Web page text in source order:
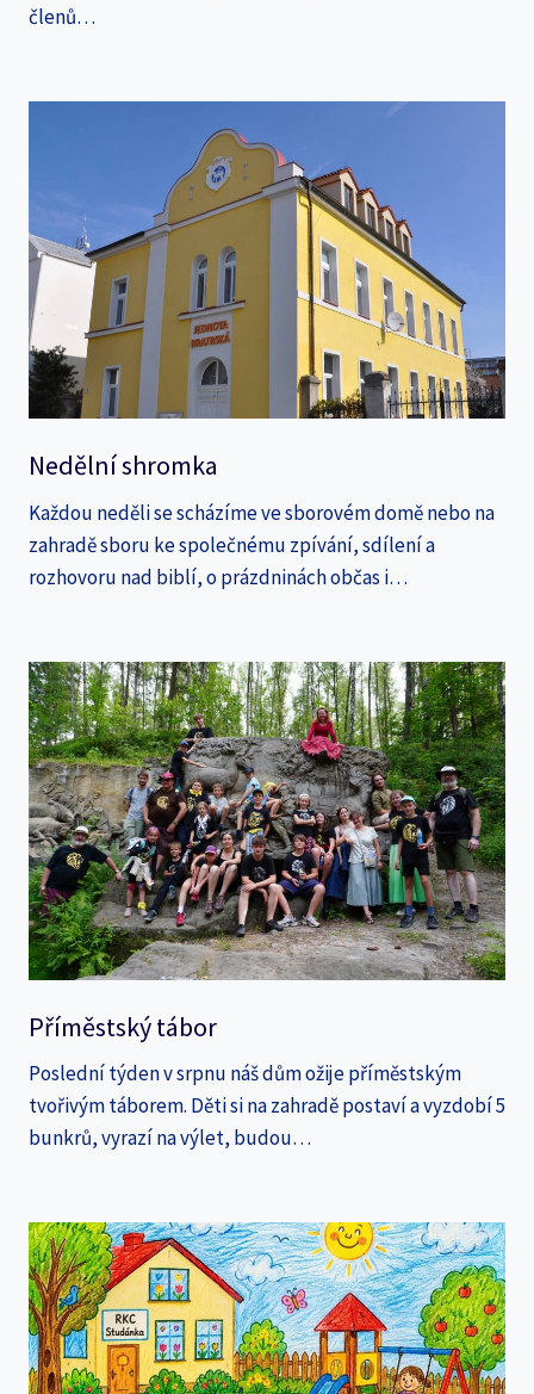
členů…
Nedělní shromka
Každou neděli se scházíme ve sborovém domě nebo na
zahradě sboru ke společnému zpívání, sdílení a
rozhovoru nad biblí, o prázdninách občas i…
Příměstský tábor
Poslední týden v srpnu náš dům ožije příměstským
tvořivým táborem. Děti si na zahradě postaví a vyzdobí 5
bunkrů, vyrazí na výlet, budou…